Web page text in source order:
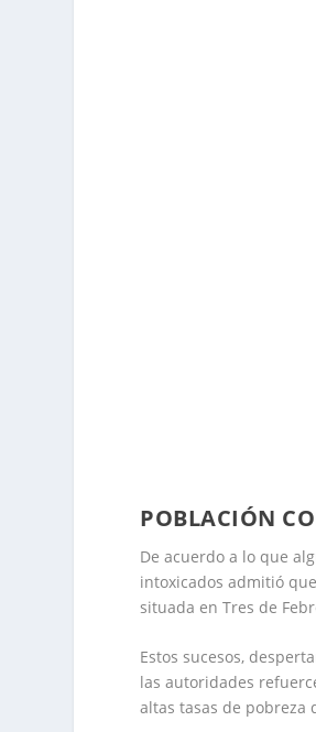
POBLACIÓN
De acuerdo a lo que
intoxicados admitió
situada en Tres de
Estos sucesos,
las autoridades
altas tasas de pobreza